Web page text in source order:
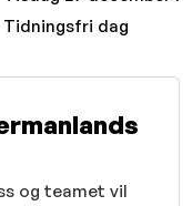
Tidningsfri dag
og teamet vil